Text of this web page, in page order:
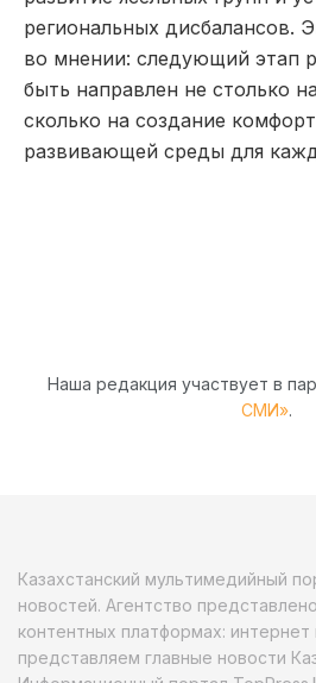
региональных дисбалансов.
во мнении: следующий этап
быть направлен не столько
сколько на создание
развивающей среды для
Наша редакция участвует в
СМИ».
Казахстанский мультимедийный
новостей. Агентство
контентных платформах:
представляем главные новости